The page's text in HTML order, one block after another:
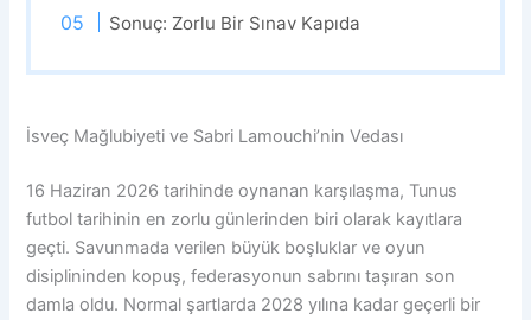
Sonuç: Zorlu Bir Sınav Kapıda
İsveç Mağlubiyeti ve Sabri Lamouchi’nin Vedası
16 Haziran 2026 tarihinde oynanan karşılaşma, Tunus
futbol tarihinin en zorlu günlerinden biri olarak kayıtlara
geçti. Savunmada verilen büyük boşluklar ve oyun
disiplininden kopuş, federasyonun sabrını taşıran son
damla oldu. Normal şartlarda 2028 yılına kadar geçerli bir